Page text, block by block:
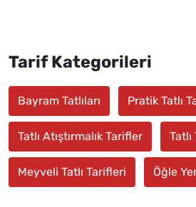
Tarif Kategorileri
Bayram Tatlıları Pratik Tatlı
Tatlı Atıştırmalık Tarifler
Meyveli Tatlı Tarifleri Öğle